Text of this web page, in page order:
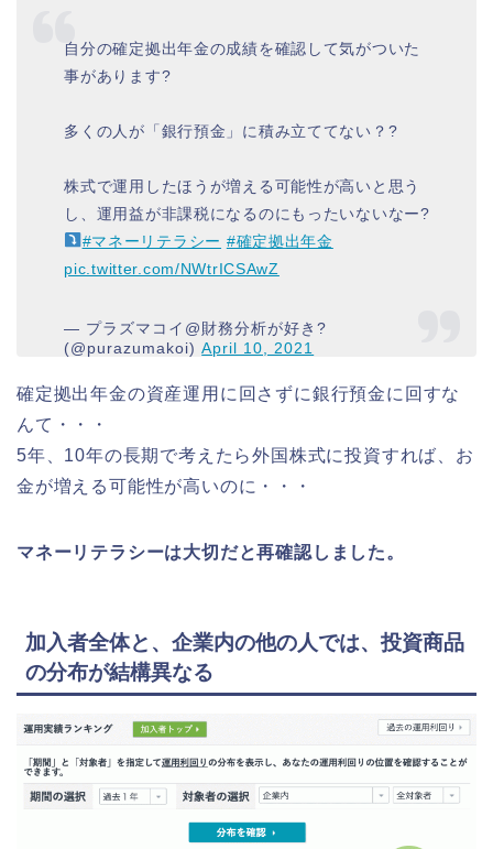
自分の確定拠出年金の成績を確認して気がついた
事があります?
多くの人が「銀行預金」に積み立ててない？?
株式で運用したほうが増える可能性が高いと思う
し、運用益が非課税になるのにもったいないなー?
#マネーリテラシー #確定拠出年金
pic.twitter.com/NWtrICSAwZ
— プラズマコイ@財務分析が好き?
(@purazumakoi)April 10, 2021
確定拠出年金の資産運用に回さずに銀行預金に回すな
んて・・・
5年、10年の長期で考えたら外国株式に投資すれば、お
金が増える可能性が高いのに・・・
マネーリテラシーは大切だと再確認しました。
加入者全体と、企業内の他の人では、投資商品
の分布が結構異なる